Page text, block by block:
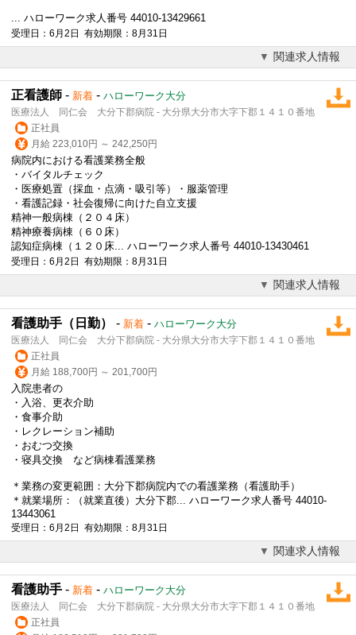
... ハローワーク求人番号 44010-13429661
受理日：6月2日 有効期限：8月31日
関連求人情報
正看護師 - 新着 - ハローワーク大分
医療法人 同仁会 大分下郡病院 - 大分県大分市大字下郡１４１０番地
正社員
月給 223,010円 ～ 242,250円
病院内における看護業務全般
・バイタルチェック
・医療処置（採血・点滴・吸引等）・服薬管理
・看護記録・社会復帰に向けた自立支援
精神一般病棟（２０４床）
精神療養病棟（６０床）
認知症病棟（１２０床... ハローワーク求人番号 44010-13430461
受理日：6月2日 有効期限：8月31日
関連求人情報
看護助手（日勤） - 新着 - ハローワーク大分
医療法人 同仁会 大分下郡病院 - 大分県大分市大字下郡１４１０番地
正社員
月給 188,700円 ～ 201,700円
入院患者の
・入浴、更衣介助
・食事介助
・レクレーション補助
・おむつ交換
・寝具交換 など病棟看護業務
＊業務の変更範囲： 大分下郡病院内での看護業務（看護助手）
＊就業場所：（就業直後）大分下郡... ハローワーク求人番号 44010-
13443061
受理日：6月2日 有効期限：8月31日
関連求人情報
看護助手 - 新着 - ハローワーク大分
医療法人 同仁会 大分下郡病院 - 大分県大分市大字下郡１４１０番地
正社員